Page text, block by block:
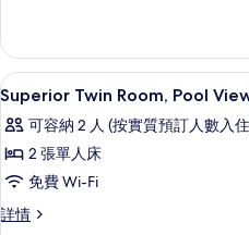
泳
池
景
的
相
片
房,
泳
池
詳
情
載
入
所
有
Superior
Twin
5
Superior Twin Room, Pool
可容納 2 人 (按實質預訂人數入
2 張單人床
免費 Wi-Fi
詳情
Superior